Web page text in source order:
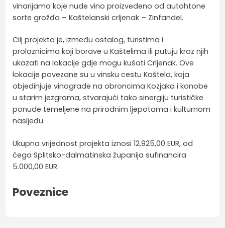
vinarijama koje nude vino proizvedeno od autohtone
sorte grožđa – Kaštelanski crljenak – Zinfandel.
Cilj projekta je, između ostalog, turistima i
prolaznicima koji borave u Kaštelima ili putuju kroz njih
ukazati na lokacije gdje mogu kušati Crljenak. Ove
lokacije povezane su u vinsku cestu Kaštela, koja
objedinjuje vinograde na obroncima Kozjaka i konobe
u starim jezgrama, stvarajući tako sinergiju turističke
ponude temeljene na prirodnim ljepotama i kulturnom
nasljeđu.
Ukupna vrijednost projekta iznosi 12.925,00 EUR, od
čega Splitsko-dalmatinska županija sufinancira
5.000,00 EUR.
Poveznice